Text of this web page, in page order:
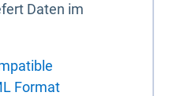
Daten im
Format